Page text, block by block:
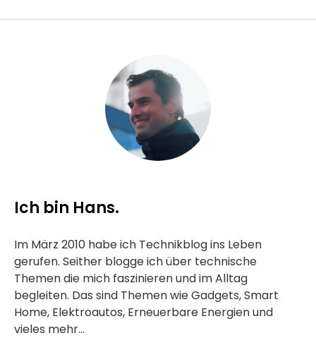
Ich bin Hans.
Im März 2010 habe ich Technikblog ins Leben
gerufen. Seither blogge ich über technische
Themen die mich faszinieren und im Alltag
begleiten. Das sind Themen wie Gadgets, Smart
Home, Elektroautos, Erneuerbare Energien und
vieles mehr...